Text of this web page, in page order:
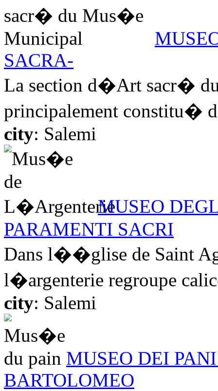
SACRA-
La section d�Art sacr�
principalement constitu�
city: Salemi
MUSEO
PARAMENTI SACRI
Dans l��glise de Saint
l�argenterie regroupe
city: Salemi
MUSEO DEI
BARTOLOMEO